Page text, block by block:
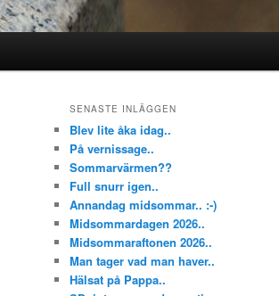
SENASTE INLÄGGEN
Blev lite åka idag..
På vernissage..
Sommarvärmen??
Full snurr igen..
Annandag midsommar.. :-)
Midsommardagen 2026..
Midsommaraftonen 2026..
Man tager vad man haver..
Hälsat på Pappa..